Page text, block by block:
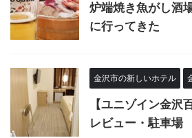
炉端焼き魚がし酒
に行ってきた
金沢市の新しいホテル
【ユニゾイン金沢
レビュー・駐車場